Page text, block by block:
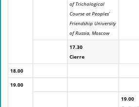
of Trichological
Course at Peoples’
Friendship University
of Russia, Moscow
17.30
Cierre
18.00
19.00
19.00